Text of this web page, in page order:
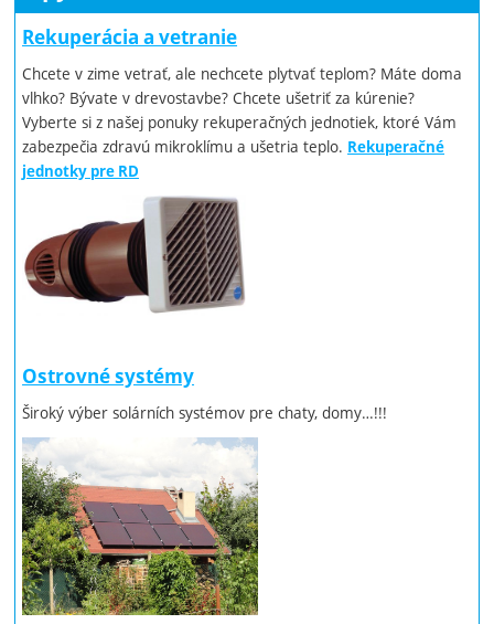
Rekuperácia a vetranie
Chcete v zime vetrať, ale nechcete plytvať teplom? Máte doma
vlhko? Bývate v drevostavbe? Chcete ušetriť za kúrenie?
Vyberte si z našej ponuky rekuperačných jednotiek, ktoré Vám
zabezpečia zdravú mikroklímu a ušetria teplo. Rekuperačné
jednotky pre RD
Ostrovné systémy
Široký výber solárních systémov pre chaty, domy…!!!